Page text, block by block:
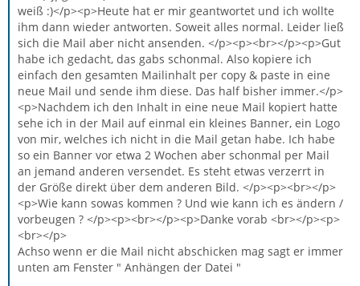
weiß :)</p><p>Heute hat er mir geantwortet und ich wollte
ihm dann wieder antworten. Soweit alles normal. Leider ließ
sich die Mail aber nicht ansenden. </p><p><br></p><p>Gut
habe ich gedacht, das gabs schonmal. Also kopiere ich
einfach den gesamten Mailinhalt per copy & paste in eine
neue Mail und sende ihm diese. Das half bisher immer.</p>
<p>Nachdem ich den Inhalt in eine neue Mail kopiert hatte
sehe ich in der Mail auf einmal ein kleines Banner, ein Logo
von mir, welches ich nicht in die Mail getan habe. Ich habe
so ein Banner vor etwa 2 Wochen aber schonmal per Mail
an jemand anderen versendet. Es steht etwas verzerrt in
der Größe direkt über dem anderen Bild. </p><p><br></p>
<p>Wie kann sowas kommen ? Und wie kann ich es ändern /
vorbeugen ? </p><p><br></p><p>Danke vorab <br></p><p>
<br></p>
Achso wenn er die Mail nicht abschicken mag sagt er immer
unten am Fenster " Anhängen der Datei "